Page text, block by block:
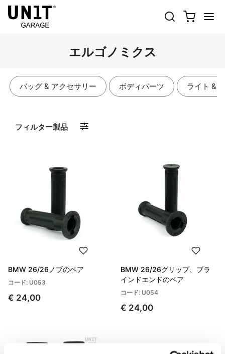
エルゴノミクス
バッグ & アクセサリー ボディパーツ ライト &
フィルター製品
BMW 26/26ノブのペア
コード: U053
€ 24,00
BMW 26/26グリップ、ブラ
インドエンドのペア
コード: U054
€ 24,00